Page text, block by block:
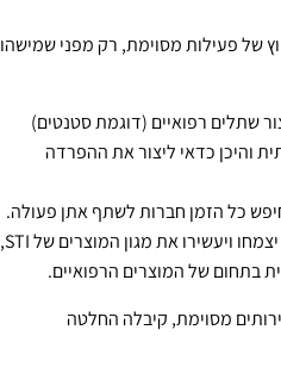
של פעילות מסוימת, רק מפני שמישהו
שתלים רפואיים (דוגמת סטנטים)
והיכן כדאי ליצור את ההפרדה
כל הזמן חברות לשתף אתן פעולה.
בעיקר סטארט אפים בראשית דרכם. טובי הסתכל לטווח רחוק כאשר אותם סטארט אפים יצמחו ויעשירו את מגון המוצרים של STI,
בתחום של המוצרים הרפואיים.
מסוימת, קיבלה החלטה